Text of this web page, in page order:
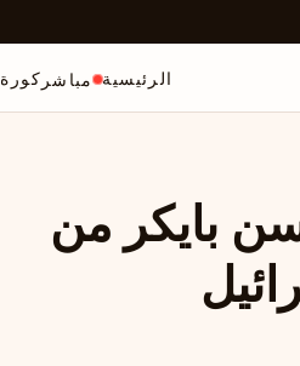
الرئيسية مباشر كورة
بايكر من